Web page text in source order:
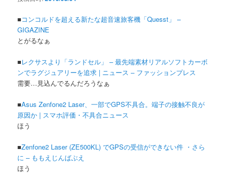
■コンコルドを超える新たな超音速旅客機「Quesst」 –
GIGAZINE
とがるなぁ
■レクサスより「ランドセル」 – 最先端素材リアルソフトカーボ
ンでラグジュアリーを追求 | ニュース – ファッションプレス
需要…見込んでるんだろうなぁ
■Asus Zenfone2 Laser、一部でGPS不具合。端子の接触不良が
原因か | スマホ評価・不具合ニュース
ほう
■Zenfone2 Laser (ZE500KL) でGPSの受信ができない件 ・さら
に – ももえじんばぶえ
ほう